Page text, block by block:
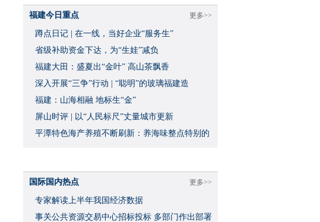
更多>>
福建今日重点
蹲点日记 | 在一线，当好企业“服务生”
省级补助资金下达，为“生娃”减负
福建大田：盛夏出“金叶” 高山茶飘香
深入开展“三争”行动 | “聪明”的玻璃福建造
福建：山海相融 地标生“金”
屏山时评 | 以“人民标尺”丈量城市更新
平潭特色海产养殖不断刷新：养海味整点特别的
更多>>
国际国内热点
专家解读上半年我国经济数据
事关公共资源交易中心招标投标 多部门作出部署